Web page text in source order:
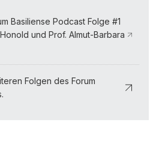
Basiliense Podcast Folge #1
und Prof. Almut-Barbara
Folgen des Forum